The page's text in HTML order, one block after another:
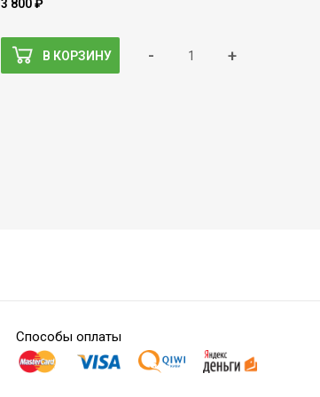
3 800 ₽
В КОРЗИНУ - +
Способы оплаты